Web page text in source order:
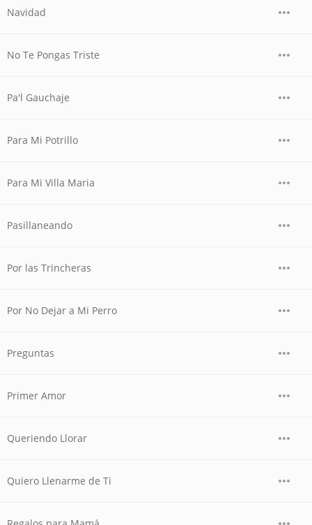
Navidad
No Te Pongas Triste
Pa'l Gauchaje
Para Mi Potrillo
Para Mi Villa Maria
Pasillaneando
Por las Trincheras
Por No Dejar a Mi Perro
Preguntas
Primer Amor
Queriendo Llorar
Quiero Llenarme de Ti